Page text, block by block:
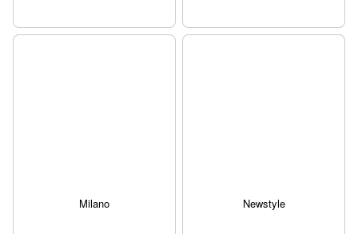
Milano Newstyle